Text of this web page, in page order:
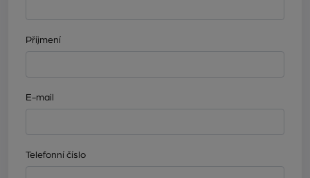
Příjmení
E-mail
Telefonní číslo